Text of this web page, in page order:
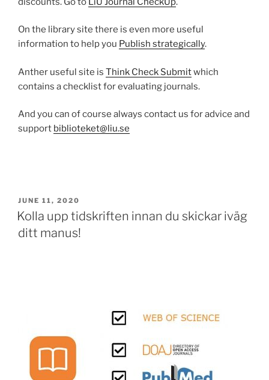
On the library site there is even more useful
information to help you Publish strategically.
Anther useful site is Think Check Submitwhich
contains a checklist for evaluating journals.
And you can of course always contact us for advice and
support biblioteket@liu.se
POSTED
ON
JUNE 11, 2020
Kolla upp tidskriften innan du skickar iväg
ditt manus!